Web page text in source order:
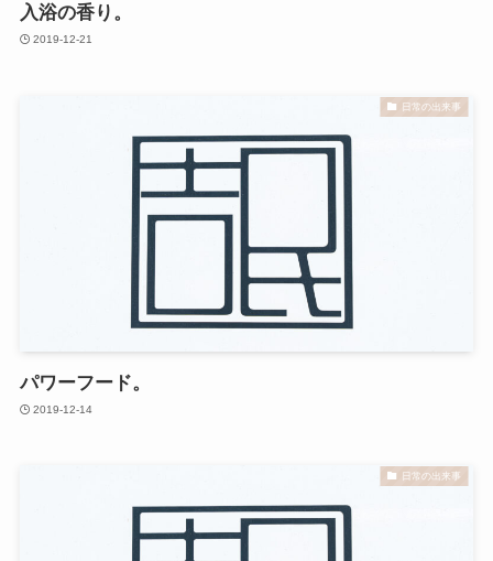
入浴の香り。
2019-12-21
日常の出来事
パワーフード。
2019-12-14
日常の出来事